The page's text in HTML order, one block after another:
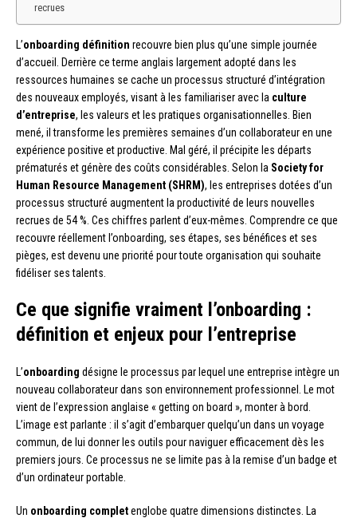
recrues
L’onboarding définition recouvre bien plus qu’une simple journée
d’accueil. Derrière ce terme anglais largement adopté dans les
ressources humaines se cache un processus structuré d’intégration
des nouveaux employés, visant à les familiariser avec la culture
d’entreprise, les valeurs et les pratiques organisationnelles. Bien
mené, il transforme les premières semaines d’un collaborateur en une
expérience positive et productive. Mal géré, il précipite les départs
prématurés et génère des coûts considérables. Selon la Society for
Human Resource Management (SHRM), les entreprises dotées d’un
processus structuré augmentent la productivité de leurs nouvelles
recrues de 54 %. Ces chiffres parlent d’eux-mêmes. Comprendre ce que
recouvre réellement l’onboarding, ses étapes, ses bénéfices et ses
pièges, est devenu une priorité pour toute organisation qui souhaite
fidéliser ses talents.
Ce que signifie vraiment l’onboarding :
définition et enjeux pour l’entreprise
L’onboarding désigne le processus par lequel une entreprise intègre un
nouveau collaborateur dans son environnement professionnel. Le mot
vient de l’expression anglaise « getting on board », monter à bord.
L’image est parlante : il s’agit d’embarquer quelqu’un dans un voyage
commun, de lui donner les outils pour naviguer efficacement dès les
premiers jours. Ce processus ne se limite pas à la remise d’un badge et
d’un ordinateur portable.
Un onboarding completenglobe quatre dimensions distinctes. La